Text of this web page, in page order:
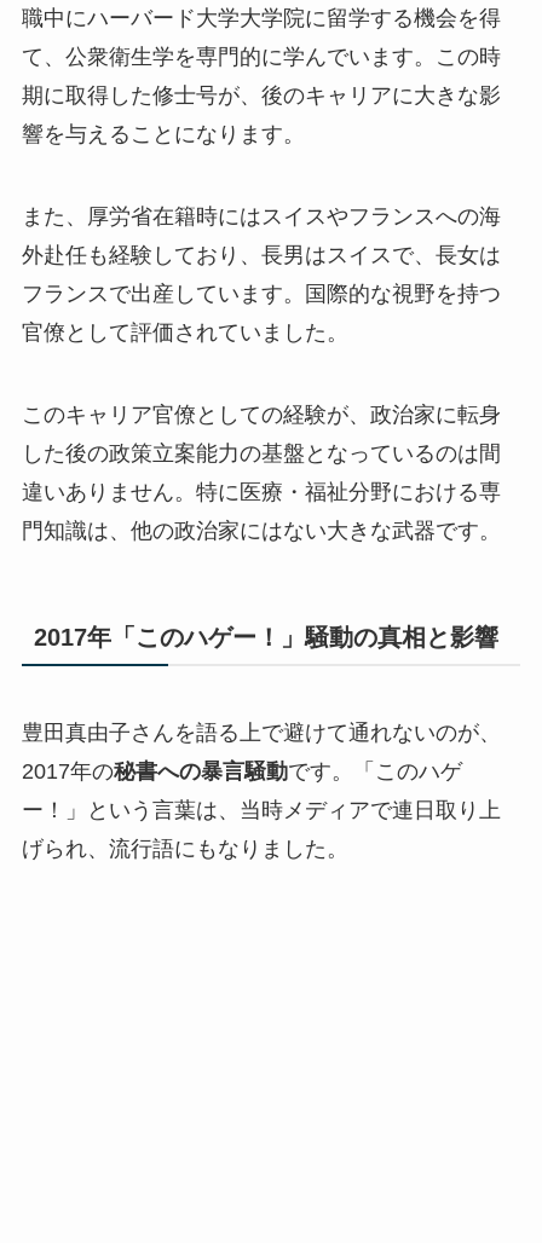
職中にハーバード大学大学院に留学する機会を得
て、公衆衛生学を専門的に学んでいます。この時
期に取得した修士号が、後のキャリアに大きな影
響を与えることになります。
また、厚労省在籍時にはスイスやフランスへの海
外赴任も経験しており、長男はスイスで、長女は
フランスで出産しています。国際的な視野を持つ
官僚として評価されていました。
このキャリア官僚としての経験が、 政治家に転身
した後の政策立案能力の基盤 となっているのは間
違いありません。特に医療・福祉分野における専
門知識は、他の政治家にはない大きな武器です。
2017年「このハゲー！」騒動の真相と影響
豊田真由子さんを語る上で避けて通れないのが、
2017年の秘書への暴言騒動です。「このハゲ
ー！」という言葉は、当時メディアで連日取り上
げられ、流行語にもなりました。